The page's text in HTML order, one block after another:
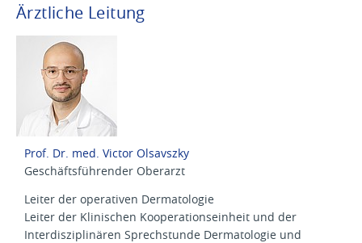
Ärztliche Leitung
Prof. Dr. med. Victor Olsavszky
Geschäftsführender Oberarzt
Leiter der operativen Dermatologie
Leiter der Klinischen Kooperationseinheit und der
Interdisziplinären Sprechstunde Dermatologie und